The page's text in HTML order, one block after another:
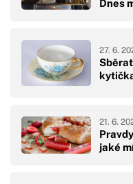
Dnes
27. 6.
jaké
21. 6.